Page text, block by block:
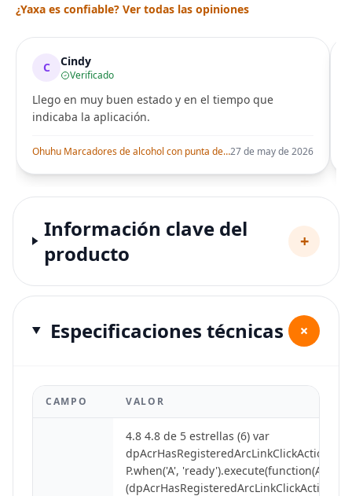
¿Yaxa es confiable? Ver todas las opiniones
C Cindy
Verificado
Llego en muy buen estado y en el tiempo que
indicaba la aplicación.
Ohuhu Marcadores de alcohol con punta de pincel – Juego de marcadores artísticos de doble punta con certificación AP para artistas adultos27 de may de 2026
Información clave del
producto
+
Especificaciones técnicas +
CAMPO VALOR
4.8 4.8 de 5 estrellas (6) var
dpAcrHasRegisteredArcLinkClickAction;
P.when('A', 'ready').execute(function(A) { if
(dpAcrHasRegisteredArcLinkClickAction !==